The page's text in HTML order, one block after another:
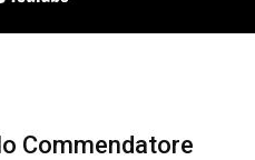
Commendatore